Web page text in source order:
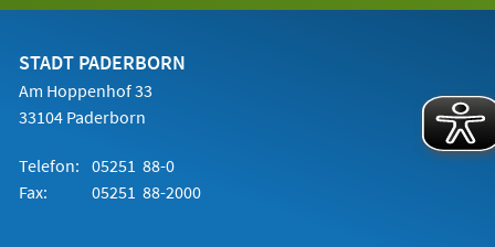
einem
STADT PADERBORN
Am Hoppenhof 33
33104 Paderborn
Telefon: 05251 88-0
Fax:
05251 88-2000